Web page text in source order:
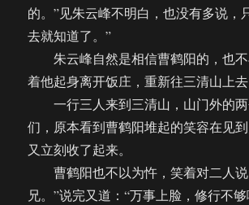
的。”见朱云峰不明白，也没有多说，
去就知道了。”
朱云峰自然是相信曹鹤阳的，也不
着他起身离开饭庄，重新往三清山上去
一行三人来到三清山，山门外的两
们，原本看到曹鹤阳堆起的笑容在见
又立刻收了起来。
曹鹤阳也不以为忤，笑着对二人说
兄。”说完又道：“万事上脸，修行不